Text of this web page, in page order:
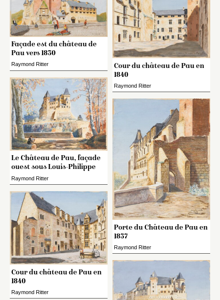
Façade est du château de
Pau vers 1830
Raymond Ritter
Le Château de Pau, façade
ouest sous Louis-Philippe
Raymond Ritter
Cour du château de Pau en
1840
Raymond Ritter
Cour du château de Pau en
1840
Raymond Ritter
Porte du Château de Pau en
1837
Raymond Ritter